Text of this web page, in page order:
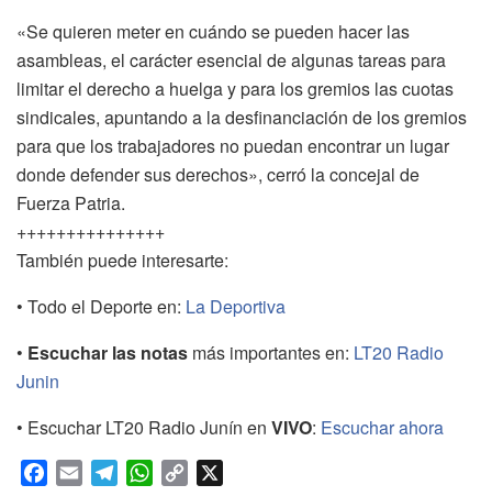
«Se quieren meter en cuándo se pueden hacer las
asambleas, el carácter esencial de algunas tareas para
limitar el derecho a huelga y para los gremios las cuotas
sindicales, apuntando a la desfinanciación de los gremios
para que los trabajadores no puedan encontrar un lugar
donde defender sus derechos», cerró la concejal de
Fuerza Patria.
+++++++++++++++
También puede interesarte:
• Todo el Deporte en: La Deportiva
• Escuchar las notas más importantes en: LT20 Radio
Junin
• Escuchar LT20 Radio Junín en VIVO: Escuchar ahora
W